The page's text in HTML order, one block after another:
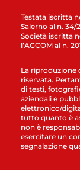
Testata iscritta
Salerno al n. 34/
Società iscritta
l’AGCOM al n.
La riproduzione
riservata.
di testi,
aziendali e
elettronico/
tutto quanto è
non è
esercitare un
segnalazione